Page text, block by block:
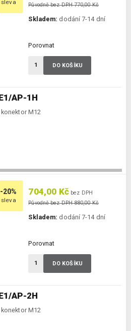
sleva
AP-1H
M12
Původně bez DPH 770,00 Kč
Skladem: dodání 7-14 dní
Porovnat
DO KOŠÍKU
-20%
sleva
AP-2H
M12
704,00 Kč bez DPH
Původně bez DPH 880,00 Kč
Skladem: dodání 7-14 dní
Porovnat
DO KOŠÍKU